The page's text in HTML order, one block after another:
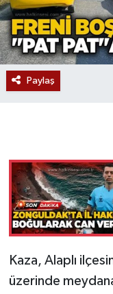
Paylaş
Kaza, Alaplı
üzerinde
DUNYA
Düzce
Genel
Gökçebey
GÜNDEM